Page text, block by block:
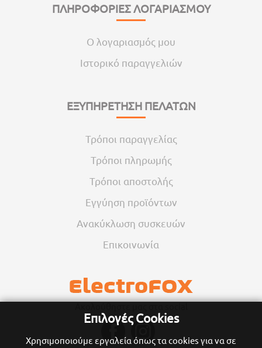
ΠΛΗΡΟΦΟΡΙΕΣ ΛΟΓΑΡΙΑΣΜΟΥ
Ο λογαριασμός μου
Ιστορικό παραγγελιών
ΕΞΥΠΗΡΕΤΗΣΗ ΠΕΛΑΤΩΝ
Τρόποι παραγγελίας
Τρόποι πληρωμής
Τρόποι αποστολής
Εγγύηση προϊόντων
Ανακύκλωση συσκευών
Επικοινωνία
Επιλογές Cookies
Χρησιμοποιούμε εργαλεία όπως τα cookies για να σε